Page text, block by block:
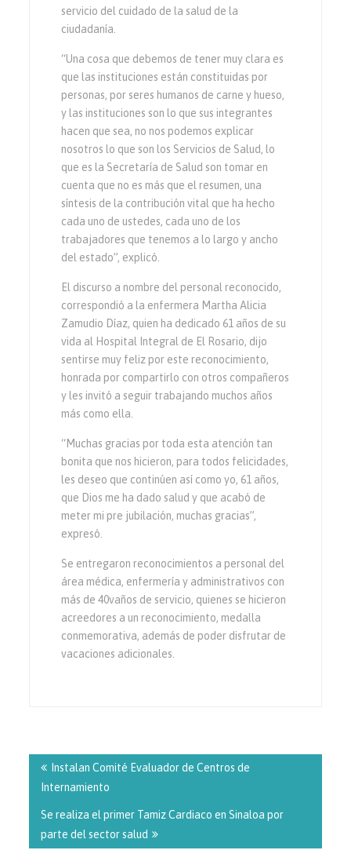
servicio del cuidado de la salud de la
ciudadanía.
“Una cosa que debemos de tener muy clara es
que las instituciones están constituidas por
personas, por seres humanos de carne y hueso,
y las instituciones son lo que sus integrantes
hacen que sea, no nos podemos explicar
nosotros lo que son los Servicios de Salud, lo
que es la Secretaría de Salud son tomar en
cuenta que no es más que el resumen, una
síntesis de la contribución vital que ha hecho
cada uno de ustedes, cada uno de los
trabajadores que tenemos a lo largo y ancho
del estado”, explicó.
El discurso a nombre del personal reconocido,
correspondió a la enfermera Martha Alicia
Zamudio Díaz, quien ha dedicado 61 años de su
vida al Hospital Integral de El Rosario, dijo
sentirse muy feliz por este reconocimiento,
honrada por compartirlo con otros compañeros
y les invitó a seguir trabajando muchos años
más como ella.
“Muchas gracias por toda esta atención tan
bonita que nos hicieron, para todos felicidades,
les deseo que continúen así como yo, 61 años,
que Dios me ha dado salud y que acabó de
meter mi pre jubilación, muchas gracias”,
expresó.
Se entregaron reconocimientos a personal del
área médica, enfermería y administrativos con
más de 40vaños de servicio, quienes se hicieron
acreedores a un reconocimiento, medalla
conmemorativa, además de poder disfrutar de
vacaciones adicionales.
de
entradas
Instalan Comité Evaluador de Centros de
Internamiento
Se realiza el primer Tamiz Cardiaco en Sinaloa por
parte del sector salud